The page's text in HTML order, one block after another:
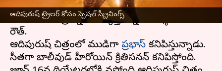
ఆదిపురుష్ ట్రైలర్ కోసం స్పెషల్ స్క్రీనింగ్స్
రామాయణాన్ని వెండితెర మీద ఆవిష్కరించడానికి
ఆదిపురుష్చిత్రాన్ని తెరకెక్కిస్తున్నాడు దర్శకుడు ఓం
రౌత్.
ఆదిపురుష్ చిత్రంలో రాముడిగా ప్రభాస్ కనిపిస్తున్నాడు.
సీతగా బాలీవుడ్ హీరోయిన్ క్రితిసనన్ కనిపిస్తోంది.